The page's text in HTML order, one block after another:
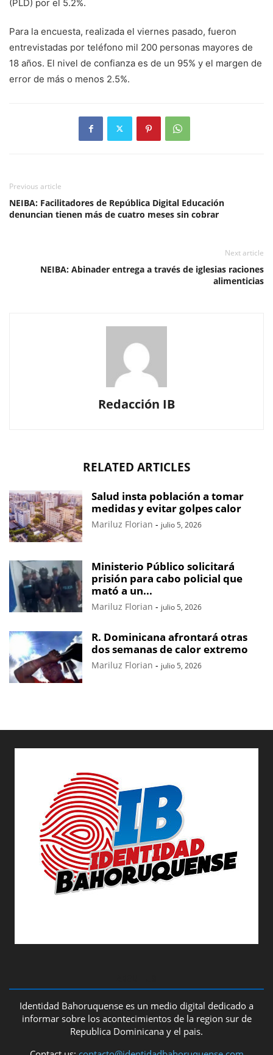
(PLD) por el 5.2%.
Para la encuesta, realizada el viernes pasado, fueron
entrevistadas por teléfono mil 200 personas mayores de
18 años. El nivel de confianza es de un 95% y el margen de
error de más o menos 2.5%.
Previous article
NEIBA: Facilitadores de República Digital Educación
denuncian tienen más de cuatro meses sin cobrar
Next article
NEIBA: Abinader entrega a través de iglesias raciones
alimenticias
Redacción IB
RELATED ARTICLES
Salud insta población a tomar
medidas y evitar golpes calor
Mariluz Florian - julio 5, 2026
Ministerio Público solicitará
prisión para cabo policial que
mató a un...
Mariluz Florian - julio 5, 2026
R. Dominicana afrontará otras
dos semanas de calor extremo
Mariluz Florian - julio 5, 2026
Identidad Bahoruquense es un medio digital dedicado a
informar sobre los acontecimientos de la region sur de
Republica Dominicana y el pais.